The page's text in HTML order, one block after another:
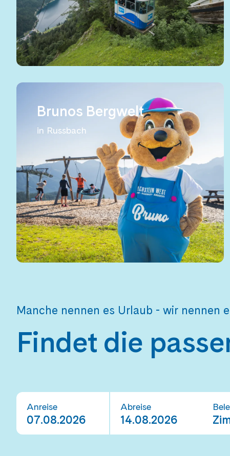
Brunos Bergwelt
in Russbach
Manche nennen es Urlaub - wir nennen
Findet die
Anreise
07.08.2026
Abreise
14.08.2026